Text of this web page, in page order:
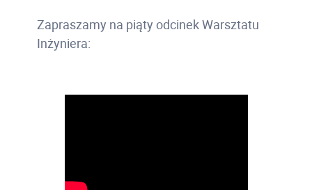
Zapraszamy na piąty odcinek Warsztatu
Inżyniera: